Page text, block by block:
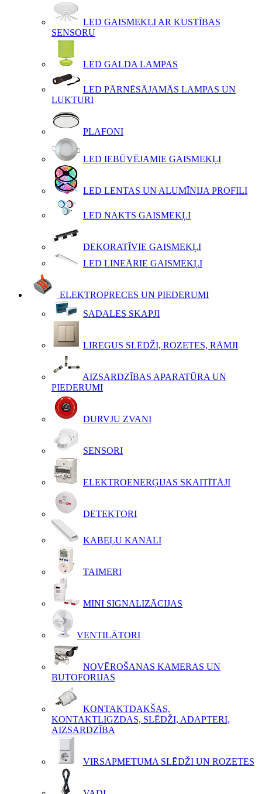
LED GAISMEKĻI AR KUSTĪBAS
SENSORU
LED GALDA LAMPAS
LED PĀRNĒSĀJAMĀS LAMPAS UN
LUKTURI
PLAFONI
LED IEBŪVĒJAMIE GAISMEKĻI
LED LENTAS UN ALUMĪNIJA PROFILI
LED NAKTS GAISMEKĻI
DEKORATĪVIE GAISMEKĻI
LED LINEĀRIE GAISMEKĻI
ELEKTROPRECES UN PIEDERUMI
SADALES SKAPJI
LIREGUS SLĒDŽI, ROZETES, RĀMJI
AIZSARDZĪBAS APARATŪRA UN
PIEDERUMI
DURVJU ZVANI
SENSORI
ELEKTROENERĢIJAS SKAITĪTĀJI
DETEKTORI
KABEĻU KANĀLI
TAIMERI
MINI SIGNALIZĀCIJAS
VENTILĀTORI
NOVĒROŠANAS KAMERAS UN
BUTOFORIJAS
KONTAKTDAKŠAS,
KONTAKTLIGZDAS, SLĒDŽI, ADAPTERI,
AIZSARDZĪBA
VIRSAPMETUMA SLĒDŽI UN ROZETES